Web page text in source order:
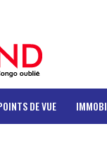
DE VUE